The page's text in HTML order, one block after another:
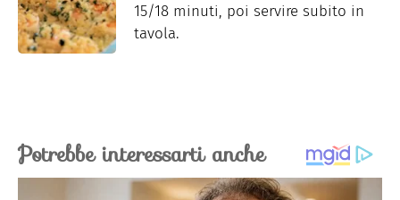
15/18 minuti, poi servire subito in
tavola.